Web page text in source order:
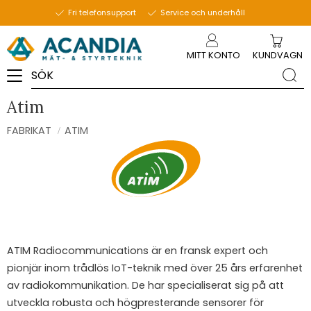
Fri telefonsupport Service och underhåll
MITT KONTO KUNDVAGN
Atim
FABRIKAT ATIM
ATIM Radiocommunications är en fransk expert och
pionjär inom trådlös IoT-teknik med över 25 års erfarenhet
av radiokommunikation. De har specialiserat sig på att
utveckla robusta och högpresterande sensorer för